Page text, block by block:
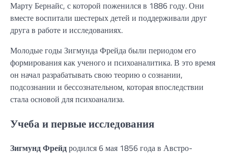
Марту Бернайс, с которой поженился в 1886 году. Они
вместе воспитали шестерых детей и поддерживали друг
друга в работе и исследованиях.
Молодые годы Зигмунда Фрейда были периодом его
формирования как ученого и психоаналитика. В это время
он начал разрабатывать свою теорию о сознании,
подсознании и бессознательном, которая впоследствии
стала основой для психоанализа.
Учеба и первые исследования
Зигмунд Фрейдродился 6 мая 1856 года в Австро-